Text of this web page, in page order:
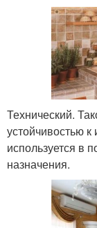
Технический.
устойчивостью
используется в
назначения.